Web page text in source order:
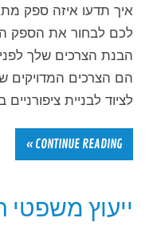
איך תדעו איזה ספק
הבנת הצרכים שלך
הם הצרכים
לציוד לבניית
CONTINUE READING »
ייעוץ משפטי